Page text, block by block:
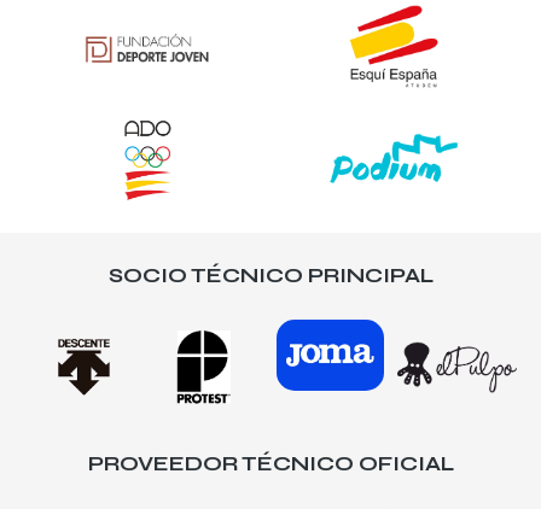
SOCIO TÉCNICO PRINCIPAL
PROVEEDOR TÉCNICO OFICIAL